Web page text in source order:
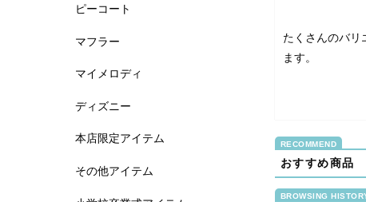
ピーコート
マフラー
マイメロディ
ディズニー
本店限定アイテム
その他アイテム
たくさんのバリ
ます。
おすすめ商品